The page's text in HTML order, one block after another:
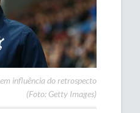
influência do retrospecto
(Foto: Getty Images)